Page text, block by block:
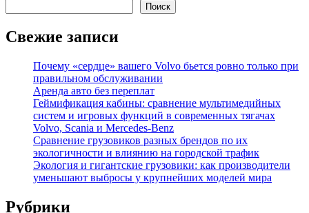
Поиск
Свежие записи
Почему «сердце» вашего Volvo бьется ровно только при
правильном обслуживании
Аренда авто без переплат
Геймификация кабины: сравнение мультимедийных
систем и игровых функций в современных тягачах
Volvo, Scania и Mercedes-Benz
Сравнение грузовиков разных брендов по их
экологичности и влиянию на городской трафик
Экология и гигантские грузовики: как производители
уменьшают выбросы у крупнейших моделей мира
Рубрики